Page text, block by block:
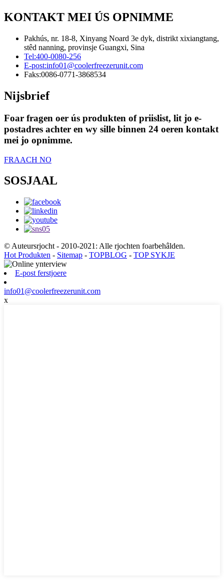
KONTAKT MEI ÚS OPNIMME
Pakhús, nr. 18-8, Xinyang Noard 3e dyk, distrikt xixiangtang,
stêd nanning, provinsje Guangxi, Sina
Tel:400-0080-256
E-post:info01@coolerfreezerunit.com
Faks:0086-0771-3868534
Nijsbrief
Foar fragen oer ús produkten of priislist, lit jo e-
postadres achter en wy sille binnen 24 oeren kontakt
mei jo opnimme.
FRAACH NO
SOSJAAL
© Auteursrjocht - 2010-2021: Alle rjochten foarbehâlden.
Hot Produkten - Sitemap - TOPBLOG - TOP SYKJE
E-post ferstjoere
info01@coolerfreezerunit.com
x